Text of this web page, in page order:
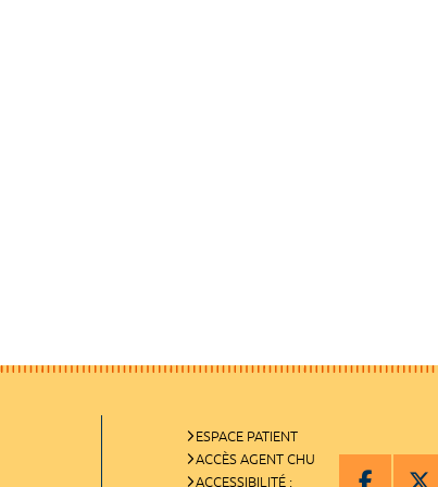
ESPACE PATIENT
ACCÈS AGENT CHU
ACCESSIBILITÉ :